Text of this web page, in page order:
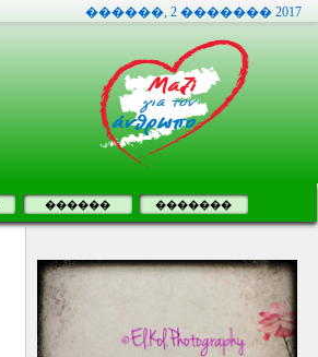
������, 2 ������� 2017
������ �������